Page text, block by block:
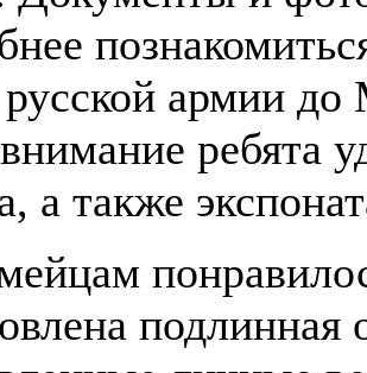
русской армии
ребята
а также
подлинная